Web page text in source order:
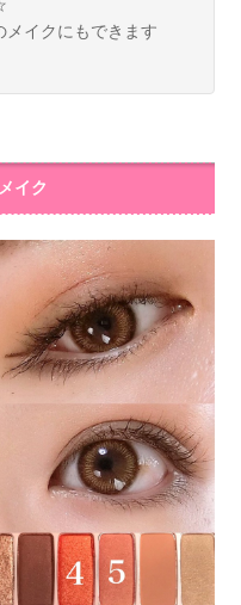
メイクにもできます
イク